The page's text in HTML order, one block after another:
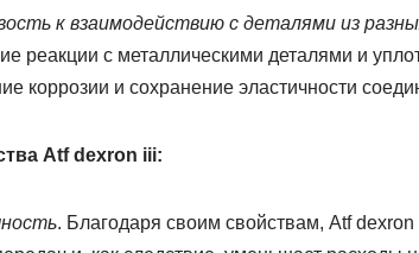
к взаимодействию с деталями из
реакции с металлическими деталями и
коррозии и сохранение эластичности
Atf dexron iii:
. Благодаря своим свойствам, Atf